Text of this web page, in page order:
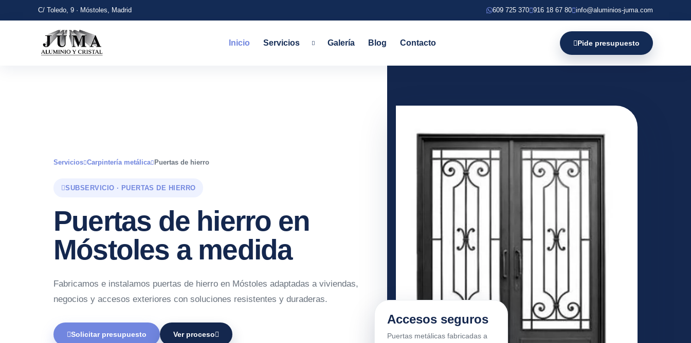
C/ Toledo, 9 · Móstoles, Madrid 609 725 370 916 18 67 80 info@aluminios-juma.com
Inicio Servicios Galería Blog Contacto Pide presupuesto
Servicios Carpintería metálica Puertas de hierro
SUBSERVICIO · PUERTAS DE HIERRO
Puertas de hierro en
Móstoles a medida
Fabricamos e instalamos puertas de hierro en Móstoles adaptadas a viviendas,
negocios y accesos exteriores con soluciones resistentes y duraderas.
Solicitar presupuesto Ver proceso
Accesos seguros
Puertas metálicas fabricadas a